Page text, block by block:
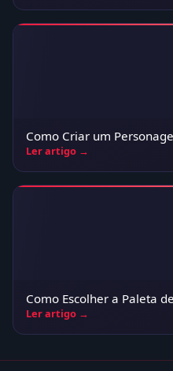
Como Criar um
Ler artigo →
Como Escolher a Paleta
Ler artigo →